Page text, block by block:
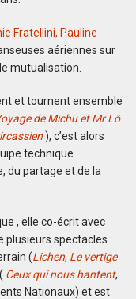
Fratellini, Pauline
aériennes sur
mutualisation.
et tournent ensemble
de Michü et Mr Lô
), c’est alors
technique
du partage et de la
, elle co-écrit avec
plusieurs spectacles :
(Lichen, Le vertige
Ceux qui nous hantent,
Nationaux) et est